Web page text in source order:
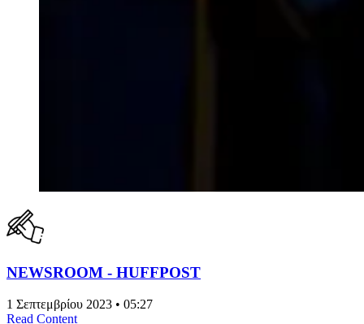
NEWSROOM - HUFFPOST
1 Σεπτεμβρίου 2023 • 05:27
Read Content